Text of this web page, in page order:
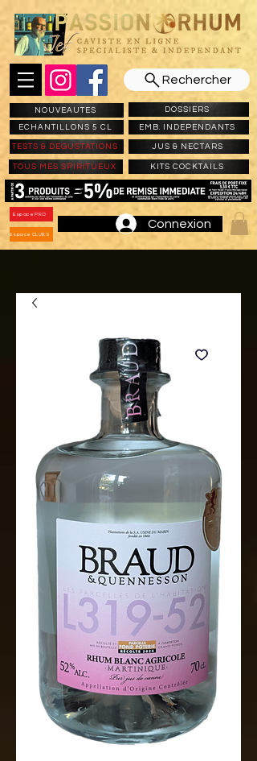
Rechercher
NOUVEAUTES
ECHANTILLONS 5 CL
DOSSIERS
EMB. INDEPENDANTS
TESTS & DEGUSTATIONS JUS & NECTARS
TOUS MES SPIRITUEUX KITS COCKTAILS
Espace PRO
Espace CLUBS
Connexion